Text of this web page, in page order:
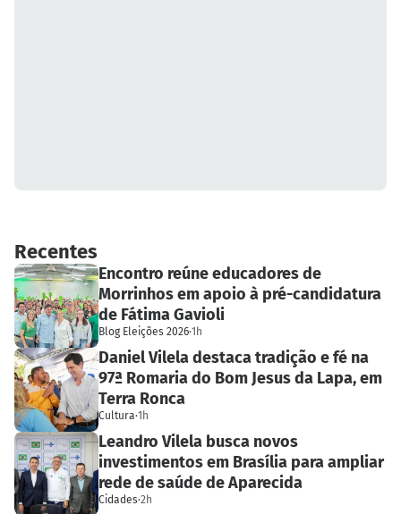
Recentes
Encontro reúne educadores de
Morrinhos em apoio à pré-candidatura
de Fátima Gavioli
Blog Eleições 2026·1h
Daniel Vilela destaca tradição e fé na
97ª Romaria do Bom Jesus da Lapa, em
Terra Ronca
Cultura·1h
Leandro Vilela busca novos
investimentos em Brasília para ampliar
rede de saúde de Aparecida
Cidades·2h